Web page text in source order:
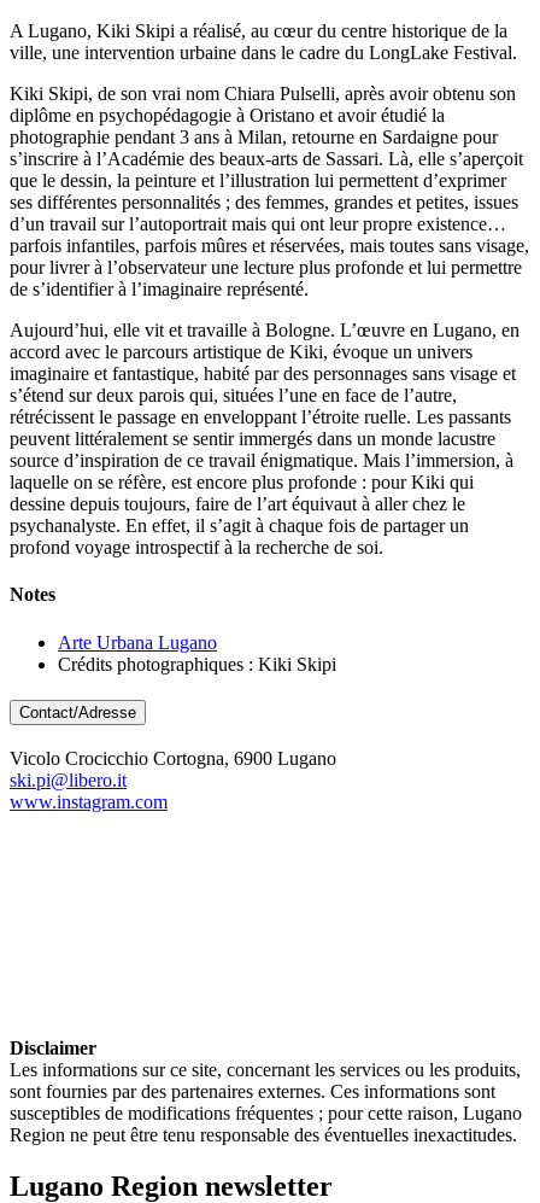
A Lugano, Kiki Skipi a réalisé, au cœur du centre historique de la
ville, une intervention urbaine dans le cadre du LongLake Festival.
Kiki Skipi, de son vrai nom Chiara Pulselli, après avoir obtenu son
diplôme en psychopédagogie à Oristano et avoir étudié la
photographie pendant 3 ans à Milan, retourne en Sardaigne pour
s’inscrire à l’Académie des beaux-arts de Sassari. Là, elle s’aperçoit
que le dessin, la peinture et l’illustration lui permettent d’exprimer
ses différentes personnalités ; des femmes, grandes et petites, issues
d’un travail sur l’autoportrait mais qui ont leur propre existence…
parfois infantiles, parfois mûres et réservées, mais toutes sans visage,
pour livrer à l’observateur une lecture plus profonde et lui permettre
de s’identifier à l’imaginaire représenté.
Aujourd’hui, elle vit et travaille à Bologne. L’œuvre en Lugano, en
accord avec le parcours artistique de Kiki, évoque un univers
imaginaire et fantastique, habité par des personnages sans visage et
s’étend sur deux parois qui, situées l’une en face de l’autre,
rétrécissent le passage en enveloppant l’étroite ruelle. Les passants
peuvent littéralement se sentir immergés dans un monde lacustre
source d’inspiration de ce travail énigmatique. Mais l’immersion, à
laquelle on se réfère, est encore plus profonde : pour Kiki qui
dessine depuis toujours, faire de l’art équivaut à aller chez le
psychanalyste. En effet, il s’agit à chaque fois de partager un
profond voyage introspectif à la recherche de soi.
Notes
Arte Urbana Lugano
Crédits photographiques : Kiki Skipi
Contact/Adresse
Vicolo Crocicchio Cortogna, 6900 Lugano
ski.pi@libero.it
www.instagram.com
Disclaimer
Les informations sur ce site, concernant les services ou les produits,
sont fournies par des partenaires externes. Ces informations sont
susceptibles de modifications fréquentes ; pour cette raison, Lugano
Region ne peut être tenu responsable des éventuelles inexactitudes.
Lugano Region newsletter